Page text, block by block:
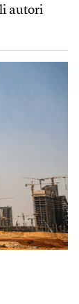
autori